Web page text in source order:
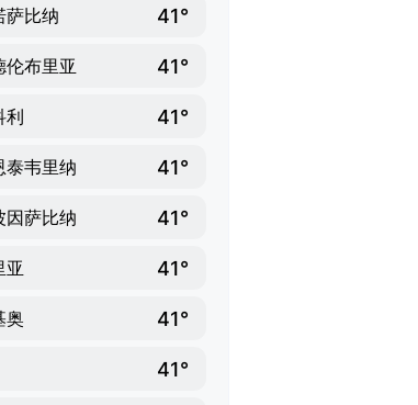
萨比纳 41°
伦布里亚 41°
利 41°
泰韦里纳 41°
因萨比纳 41°
亚 41°
奥 41°
41°